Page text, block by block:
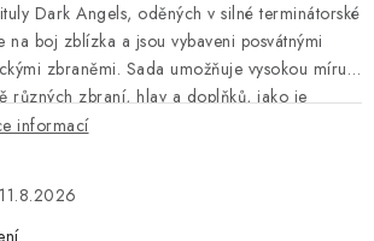
(B2B)
barev
Modelářský slovník Art Scale
Dark Angels, oděných v silné terminátorské
na boj zblízka a jsou vybaveni posvátnými
zbraněmi. Sada umožňuje vysokou míru
různých zbraní, hlav a doplňků, jako je
ve tmě.
informací
11.8.2026